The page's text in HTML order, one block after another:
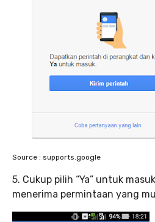
Source : supports.google
5. Cukup pilih “Ya” untuk
menerima permintaan yang